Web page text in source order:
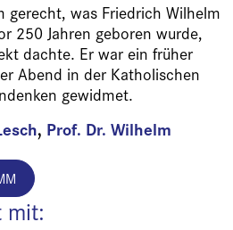
gerecht, was Friedrich Wilhelm
250 Jahren geboren wurde,
dachte. Er war ein früher
Abend in der Katholischen
gewidmet.
, Prof. Dr. Wilhelm
mit: